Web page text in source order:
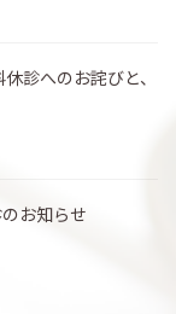
診へのお詫びと、
お知らせ